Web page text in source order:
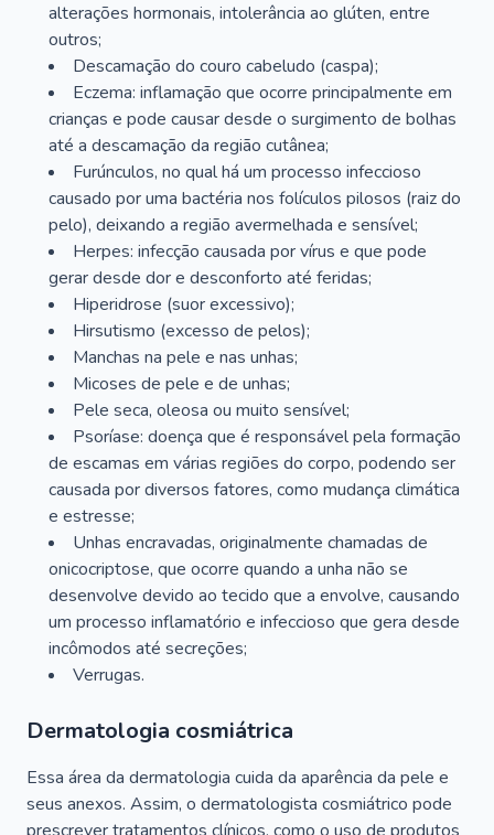
alterações hormonais, intolerância ao glúten, entre
outros;
Descamação do couro cabeludo (caspa);
Eczema: inflamação que ocorre principalmente em
crianças e pode causar desde o surgimento de bolhas
até a descamação da região cutânea;
Furúnculos, no qual há um processo infeccioso
causado por uma bactéria nos folículos pilosos (raiz do
pelo), deixando a região avermelhada e sensível;
Herpes: infecção causada por vírus e que pode
gerar desde dor e desconforto até feridas;
Hiperidrose (suor excessivo);
Hirsutismo (excesso de pelos);
Manchas na pele e nas unhas;
Micoses de pele e de unhas;
Pele seca, oleosa ou muito sensível;
Psoríase: doença que é responsável pela formação
de escamas em várias regiões do corpo, podendo ser
causada por diversos fatores, como mudança climática
e estresse;
Unhas encravadas, originalmente chamadas de
onicocriptose, que ocorre quando a unha não se
desenvolve devido ao tecido que a envolve, causando
um processo inflamatório e infeccioso que gera desde
incômodos até secreções;
Verrugas.
Dermatologia cosmiátrica
Essa área da dermatologia cuida da aparência da pele e
seus anexos. Assim, o dermatologista cosmiátrico pode